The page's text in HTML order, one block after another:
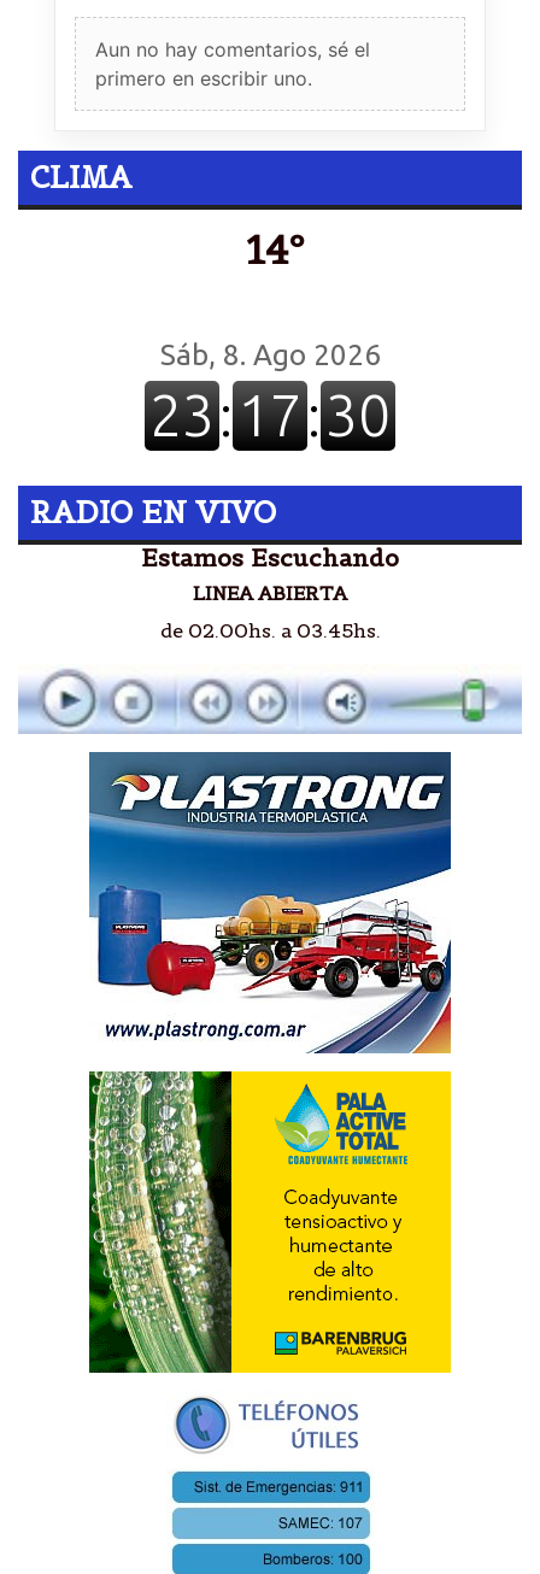
Aun no hay comentarios, sé el
primero en escribir uno.
CLIMA
14º
RADIO EN VIVO
Estamos Escuchando
LINEA ABIERTA
de 02.00hs. a 03.45hs.